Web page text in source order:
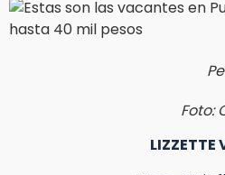
Foto:
LIZZETTE